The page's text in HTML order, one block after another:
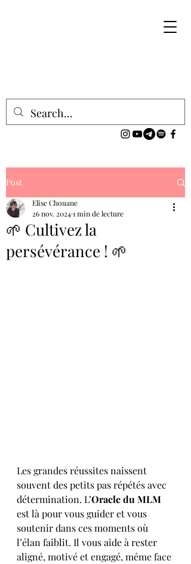
Post
🌱 Cultivez la
persévérance ! 🌱
Elise Chouane
26 nov. 20241 min de lecture
Les grandes réussites naissent
souvent des petits pas répétés avec
détermination. L’Oracle du MLM
est là pour vous guider et vous
soutenir dans ces moments où
l’élan faiblit. Il vous aide à rester
aligné, motivé et engagé, même face